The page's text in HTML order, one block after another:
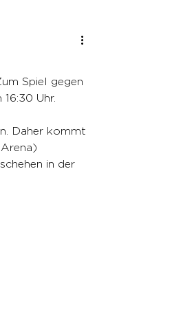
Spiel gegen
Uhr.
Daher kommt
in der